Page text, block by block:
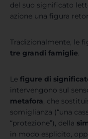
del suo significato
azione una figura
Tradizionalmente, le
tre grandi famiglie.
Le figure di
intervengono sul
metafora, che
somiglianza (“una
“protezione”), della
in modo esplicito,